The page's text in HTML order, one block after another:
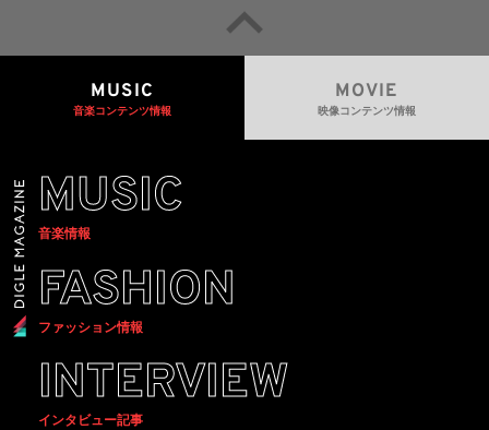
MUSIC
音楽コンテンツ情報
MOVIE
映像コンテンツ情報
MUSIC
音楽情報
FASHION
ファッション情報
INTERVIEW
インタビュー記事